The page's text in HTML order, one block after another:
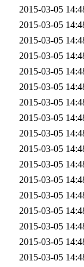
2015-03-05
2015-03-05
2015-03-05
2015-03-05
2015-03-05
2015-03-05
2015-03-05
2015-03-05
2015-03-05
2015-03-05
2015-03-05
2015-03-05
2015-03-05
2015-03-05
2015-03-05
2015-03-05
2015-03-05